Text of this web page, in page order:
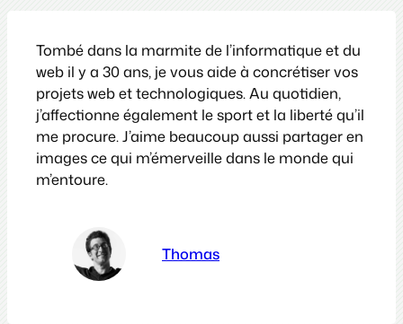
Tombé dans la marmite de l’informatique et du
web il y a 30 ans, je vous aide à concrétiser vos
projets web et technologiques. Au quotidien,
j’affectionne également le sport et la liberté qu’il
me procure. J’aime beaucoup aussi partager en
images ce qui m’émerveille dans le monde qui
m’entoure.
Thomas